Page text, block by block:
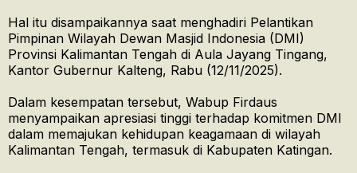
Hal itu disampaikannya saat menghadiri Pelantikan
Pimpinan Wilayah Dewan Masjid Indonesia (DMI)
Provinsi Kalimantan Tengah di Aula Jayang Tingang,
Kantor Gubernur Kalteng, Rabu (12/11/2025).
Dalam kesempatan tersebut, Wabup Firdaus
menyampaikan apresiasi tinggi terhadap komitmen DMI
dalam memajukan kehidupan keagamaan di wilayah
Kalimantan Tengah, termasuk di Kabupaten Katingan.